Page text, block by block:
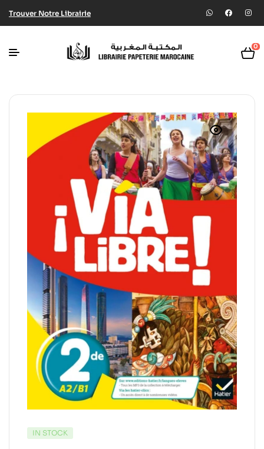
Trouver Notre Librairie
0
IN STOCK